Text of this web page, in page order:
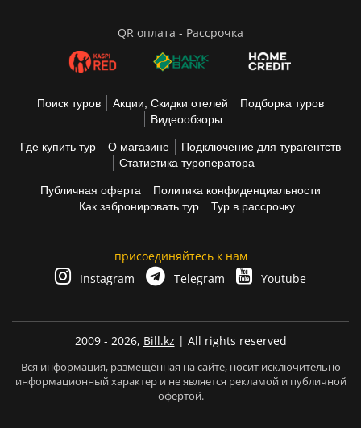
QR оплата - Рассрочка
Поиск туров Акции, Скидки отелей
Подборка туров
Видеообзоры
Где купить тур О магазине
Подключение для турагентств
Статистика туроператора
Публичная оферта
Политика конфиденциальности
Как забронировать тур
Тур в рассрочку
присоединяйтесь к нам
Instagram
Telegram Youtube
2009 - 2026, Bill.kz | All rights reserved
Вся информация, размещённая на сайте, носит исключительно
информационный характер и не является рекламой и публичной
офертой.